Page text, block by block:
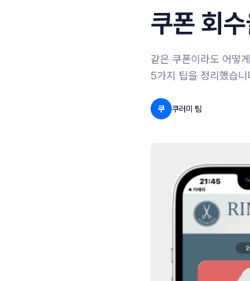
쿠폰 회
같은 쿠폰이라도 어떻
5가지 팁을 정리했습니
쿠 쿠러미 팀